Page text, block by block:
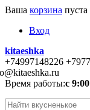
Ваша корзина пуста
Вход
kitaeshka
+74997148226
Время работы:с